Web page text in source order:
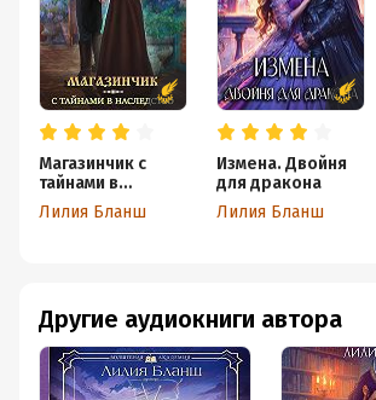
Магазинчик с
тайнами в
наследство
Лилия Бланш
Измена. Двойня
для дракона
Лилия Бланш
Другие аудиокниги автора